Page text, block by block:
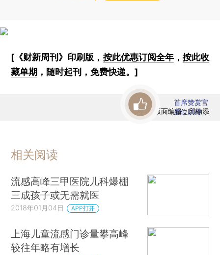
[《财新周刊》印刷版， 按此优惠订阅全年， 按此收
藏单期 ，随时起刊，免费快递。]
版面编辑：邱楠添
首席赞赏官
虚位以待
相关阅读
流感高峰三甲医院儿科爆棚
三成孩子或无需就医
2018年01月04日 APP打开
上海儿童流感门诊量攀高峰
较往年略有增长